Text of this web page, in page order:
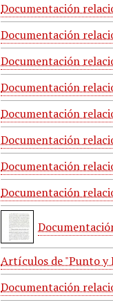
Documentación
Documentación
Documentación
Documentación
Documentación
Documentación
Documentación
Documentación
Artículos de "Punto y
Documentación